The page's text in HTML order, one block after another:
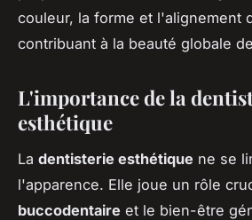
couleur, la forme et l'alignement
contribuant à la beauté globale
L'importance de la
esthétique
La dentisterie esthétique ne se
l'apparence. Elle joue un rôle
buccodentaire et le bien-être